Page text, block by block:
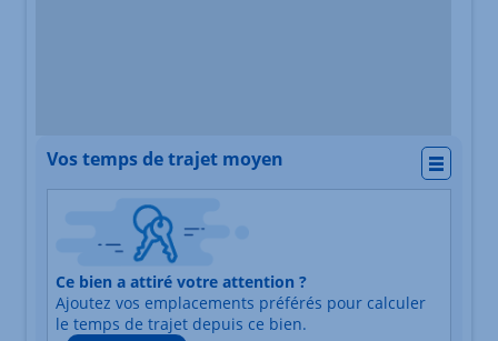
Vos temps de trajet moyen
Nature du lieu
Adresse
Durée du trajet en voiture
Durée du trajet en
Ce bien a attiré votre attention ?
Ajoutez vos emplacements préférés pour calculer
le temps de trajet depuis ce bien.